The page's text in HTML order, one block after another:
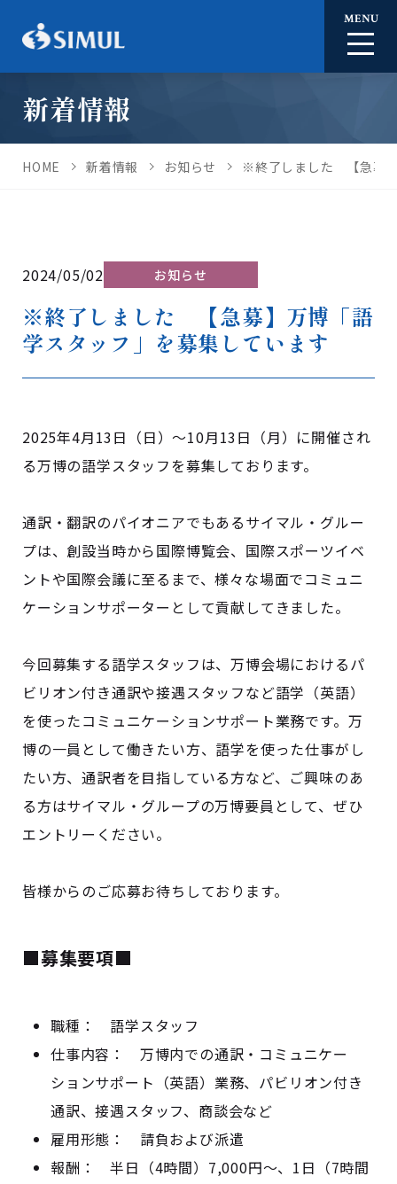
MENU
新着情報
HOME 新着情報 お知らせ ※終了しました 【急募
2024/05/02 お知らせ
※終了しました 【急募】万博「語
学スタッフ」を募集しています
2025年4月13日（日）〜10月13日（月）に開催され
る万博の語学スタッフを募集しております。
通訳・翻訳のパイオニアでもあるサイマル・グルー
プは、創設当時から国際博覧会、国際スポーツイベ
ントや国際会議に至るまで、様々な場面でコミュニ
ケーションサポーターとして貢献してきました。
今回募集する語学スタッフは、万博会場におけるパ
ビリオン付き通訳や接遇スタッフなど語学（英語）
を使ったコミュニケーションサポート業務です。万
博の一員として働きたい方、語学を使った仕事がし
たい方、通訳者を目指している方など、ご興味のあ
る方はサイマル・グループの万博要員として、ぜひ
エントリーください。
皆様からのご応募お待ちしております。
■募集要項■
職種： 語学スタッフ
仕事内容： 万博内での通訳・コミュニケー
ションサポート（英語）業務、パビリオン付き
通訳、接遇スタッフ、商談会など
雇用形態： 請負および派遣
報酬： 半日（4時間）7,000円～、1日（7時間